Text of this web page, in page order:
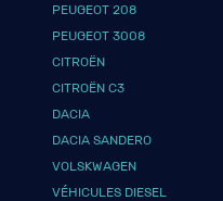
PEUGEOT 208
PEUGEOT 3008
CITROËN
CITROËN C3
DACIA
DACIA SANDERO
VOLSKWAGEN
VÉHICULES DIESEL